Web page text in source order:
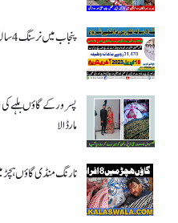
پنجاب میں نرسنگ 4 سالہ کورس داخلے شروع 31،470 روپے ماہانہ وظیفہ
پسرور کے گاؤں بلہے
مار ڈالا
نارنگ منڈی گاؤں ہچڑ میں 08 افراد کو کلہاڑی کے وار کر کے قتل